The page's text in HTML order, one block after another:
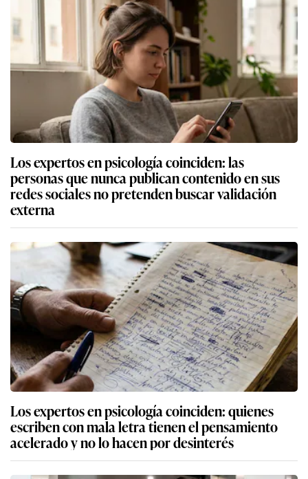
Los expertos en psicología coinciden: las
personas que nunca publican contenido en sus
redes sociales no pretenden buscar validación
externa
Los expertos en psicología coinciden: quienes
escriben con mala letra tienen el pensamiento
acelerado y no lo hacen por desinterés